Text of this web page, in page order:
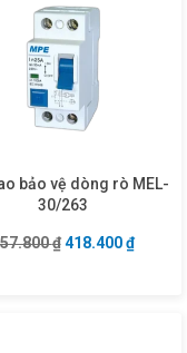
₫.
bảo vệ dòng rò MEL-
30/263
₫ Giá gốc là:
418.400₫Giá